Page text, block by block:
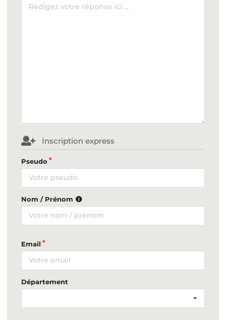
Inscription express
Pseudo
Nom / Prénom
Email
Département